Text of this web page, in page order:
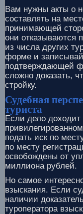
Вам нужны акты о
составлять на
принимающей
они отказываются
из числа других
форме и
подтверждающей
сложно доказать,
стройку.
Судебная
туриста
Если дело доходит
подать иск по
по месту
освобождены от
миллиона рублей.
Но самое
взыскания. Если
наличии
туроператора